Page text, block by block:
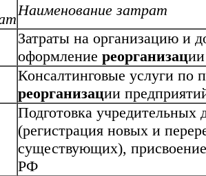
Наименование затрат
Затраты на организацию и
оформление реорганизации
Консалтинговые услуги по
реорганизации
Подготовка учредительных
(регистрация новых и
существующих),
РФ